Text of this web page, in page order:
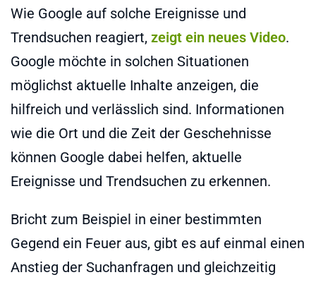
Wie Google auf solche Ereignisse und
Trendsuchen reagiert, zeigt ein neues Video.
Google möchte in solchen Situationen
möglichst aktuelle Inhalte anzeigen, die
hilfreich und verlässlich sind. Informationen
wie die Ort und die Zeit der Geschehnisse
können Google dabei helfen, aktuelle
Ereignisse und Trendsuchen zu erkennen.
Bricht zum Beispiel in einer bestimmten
Gegend ein Feuer aus, gibt es auf einmal einen
Anstieg der Suchanfragen und gleichzeitig